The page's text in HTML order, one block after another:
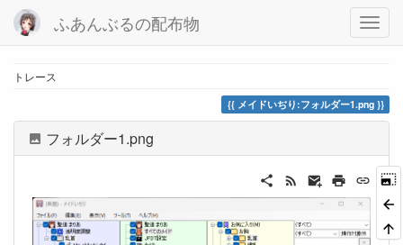
ふあんぶるの配布物
トレース
メイドいぢり:フォルダー1.png
フォルダー1.png